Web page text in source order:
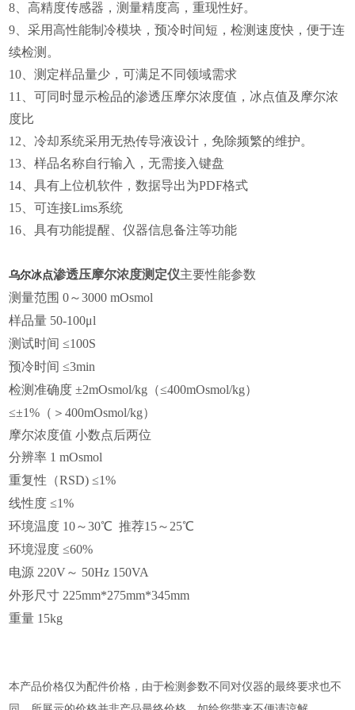
8 、高精度传感器，测量精度高，重现性好。
9 、采用高性能制冷模块，预冷时间短，检测速度快，便于连
续检测。
10 、测定样品量少，可满足不同领域需求
11
、可同时显示检品的渗透压摩尔浓度值，冰点值及摩尔浓
度比
12 、冷却系统采用无热传导液设计，免除频繁的维护。
13 、样品名称自行输入，无需接入键盘
14 、具有上位机软件，数据导出为PDF格式
15 、可连接Lims系统
16 、具有功能提醒、仪器信息备注等功能
乌尔冰点渗透压摩尔浓度测定仪主要性能参数
测量范围 0～3000 mOsmol
样品量 50-100μl
测试时间 ≤100S
预冷时间 ≤3min
检测准确度 ±2mOsmol/kg （≤400mOsmol/kg）
≤±1% （＞400mOsmol/kg）
摩尔浓度值 小数点后两位
分辨率 1 mOsmol
重复性（RSD) ≤1%
线性度 ≤1%
环境温度 10～30℃ 推荐15～ 25℃
环境湿度 ≤60%
电源 220V～ 50Hz 150VA
外形尺寸 225mm*275mm*345mm
重量 15kg
本产品价格仅为配件价格，由于检测参数不同对仪器的最终要求也不